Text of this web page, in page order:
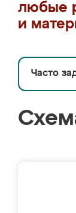
любые
и
Часто